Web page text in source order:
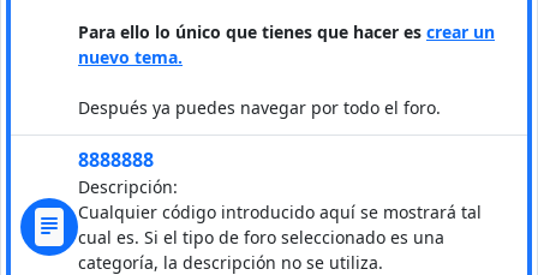
Para ello lo único que tienes que hacer es crear un
nuevo tema.
Después ya puedes navegar por todo el foro.
8888888
Descripción:
Cualquier código introducido aquí se mostrará tal
cual es. Si el tipo de foro seleccionado es una
categoría, la descripción no se utiliza.